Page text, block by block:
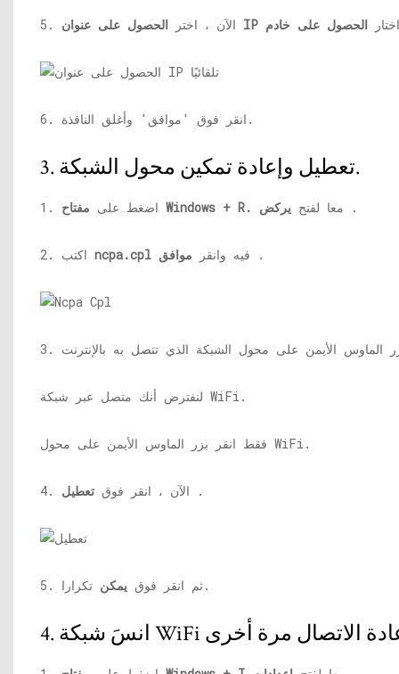
5. الآن ، اختر
6. انقر فوق 'موافق' وأغلق النافذة.
3. تعطيل وإعادة تمكين محول الشبكة.
1. اضغط على مفتاح Windows + R. معا لفتح يركض .
ncpa.cpl فيه وانقر موافق .
لنفترض أنك متصل عبر شبكة WiFi.
فقط انقر بزر الماوس الأيمن على محول WiFi.
4. الآن ، انقر فوق تعطيل .
5. ثم انقر فوق يمكن تكرارا.